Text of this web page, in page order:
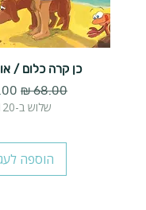
כן קרה כלום /
מחיר רגיל
שלוש ב-₪120
הוספה